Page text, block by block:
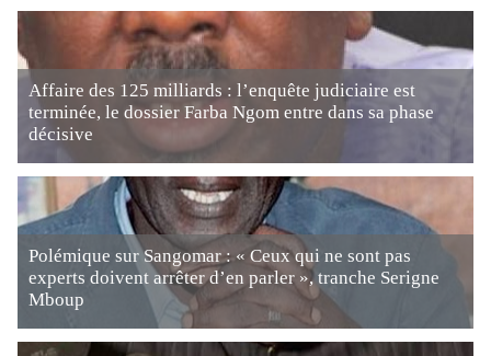
Affaire des 125 milliards : l’enquête judiciaire est
terminée, le dossier Farba Ngom entre dans sa phase
décisive
Polémique sur Sangomar : « Ceux qui ne sont pas
experts doivent arrêter d’en parler », tranche Serigne
Mboup